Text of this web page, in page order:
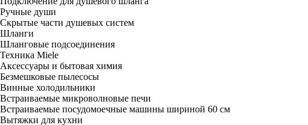
Ручные души
Скрытые части душевых систем
Шланги
Шланговые подсоединения
Техника Miele
Аксессуары и бытовая химия
Безмешковые пылесосы
Винные холодильники
Встраиваемые микроволновые печи
Встраиваемые посудомоечные машины шириной 60 см
Вытяжки для кухни